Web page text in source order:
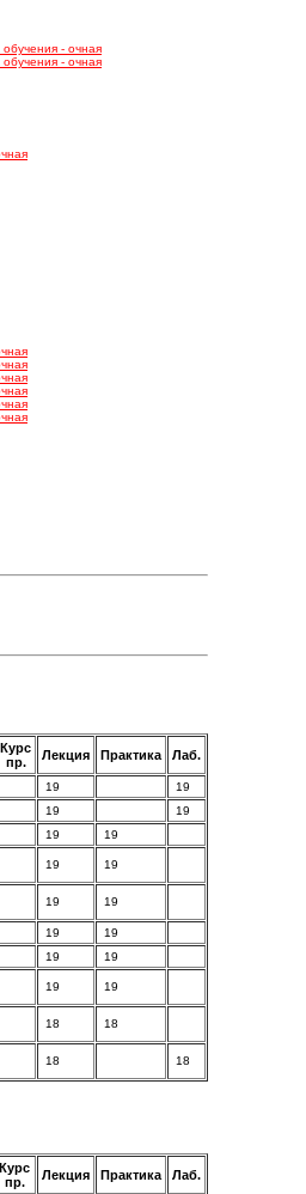
- очная
- очная
Курс
пр.
Лекция Практика Лаб.
19
19
19
19
19 19
19 19
19 19
19
19
19 19
19 19
18 18
18 18
Курс
пр.
Лекция Практика Лаб.